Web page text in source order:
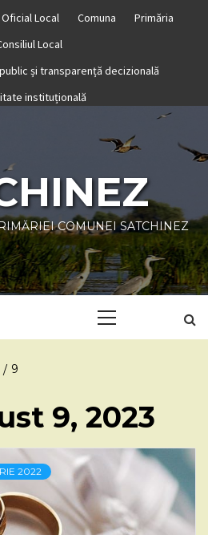
Local Comuna
Primăria
Local
și transparență decizională
instituțională
COMUNEI SATCHINEZ
9
9, 2023
2022